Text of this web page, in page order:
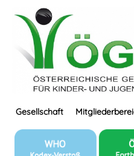
Gesellschaft